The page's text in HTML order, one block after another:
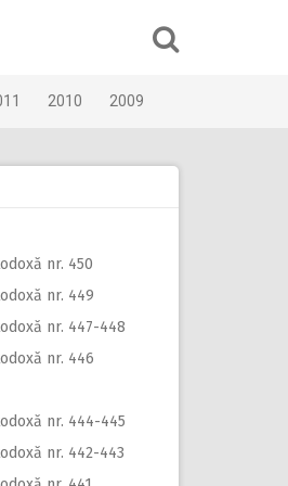
2010 2009
nr. 450
nr. 449
nr. 447-448
nr. 446
nr. 444-445
nr. 442-443